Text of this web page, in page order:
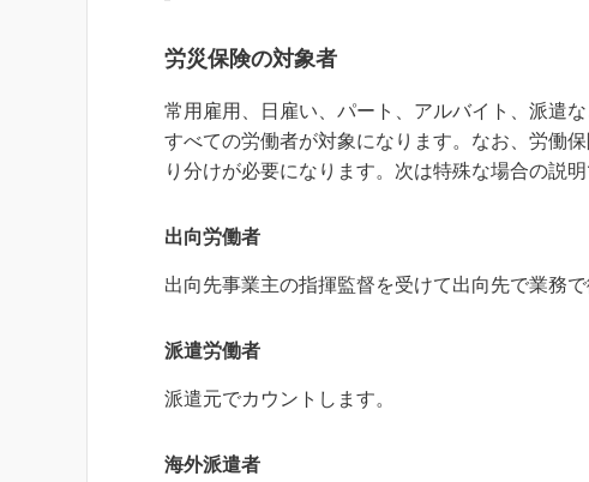
労災保険の対象者
常用雇用、日雇い、パート、アルバイト、派遣
すべての労働者が対象になります。なお、労働
り分けが必要になります。次は特殊な場合の説明
出向労働者
出向先事業主の指揮監督を受けて出向先で業務
派遣労働者
派遣元でカウントします。
海外派遣者